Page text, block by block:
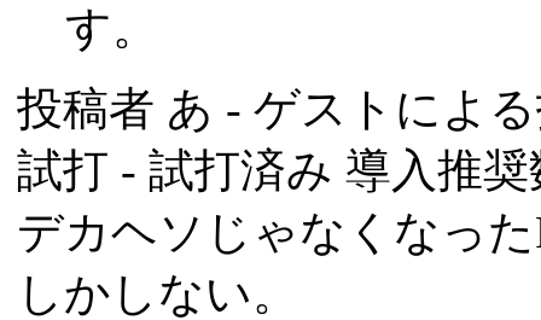
す。
投稿者 あ - ゲストによ
試打 - 試打済み 導入推
デカヘソじゃなくなっ
しかしない。